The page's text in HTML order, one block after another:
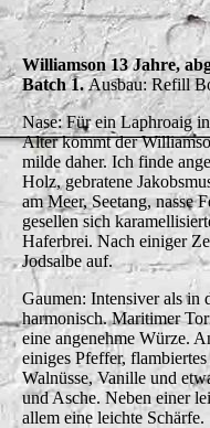
Williamson 13 Jahre,
Batch 1.Ausbau: Refill
Nase: Für ein Laphroaig
Alter kommt der
milde daher. Ich finde
Holz, gebratene
am Meer, Seetang, nasse
gesellen sich
Haferbrei. Nach einiger
Jodsalbe auf.
Gaumen: Intensiver als in
harmonisch. Maritimer
eine angenehme Würze.
einiges Pfeffer,
Walnüsse, Vanille und
und Asche. Neben einer
allem eine leichte Schärfe.